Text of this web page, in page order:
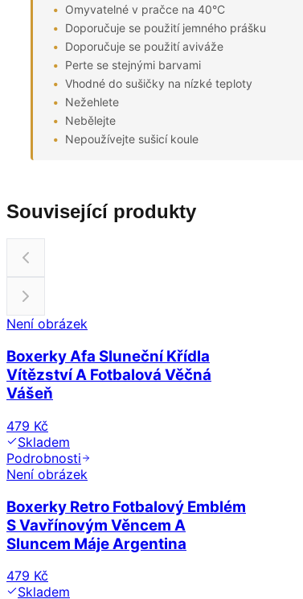
Omyvatelné v pračce na 40°C
Doporučuje se použití jemného prášku
Doporučuje se použití aviváže
Perte se stejnými barvami
Vhodné do sušičky na nízké teploty
Nežehlete
Nebělejte
Nepoužívejte sušicí koule
Související produkty
Není obrázek
Boxerky Afa Sluneční Křídla
Vítězství A Fotbalová Věčná
Vášeň
479 Kč
Skladem
Podrobnosti
Není obrázek
Boxerky Retro Fotbalový Emblém
S Vavřínovým Věncem A
Sluncem Máje Argentina
479 Kč
Skladem